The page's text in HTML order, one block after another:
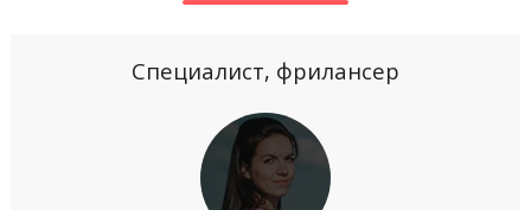
Специалист, фрилансер